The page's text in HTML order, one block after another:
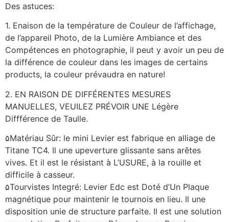
Des astuces:
1. Enaison de la température de Couleur de l’affichage,
de l’appareil Photo, de la Lumière Ambiance et des
Compétences en photographie, il peut y avoir un peu de
la différence de couleur dans les images de certains
products, la couleur prévaudra en nature!
2. EN RAISON DE DIFFÉRENTES MESURES
MANUELLES, VEUILEZ PRÉVOIR UNE Légère
Diffférence de Taulle.
۵Matériau Sûr: le mini Levier est fabrique en alliage de
Titane TC4. Il une upeverture glissante sans arêtes
vives. Et il est le résistant à L’USURE, à la rouille et
difficile à casseur.
۵Tourvistes Integré: Levier Edc est Doté d’Un Plaque
magnétique pour maintenir le tournois en lieu. Il une
disposition unie de structure parfaite. Il est une solution